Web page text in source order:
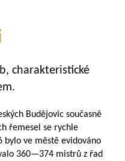
charakteristické
Budějovic současně
řemesel se rychle
bylo ve městě evidováno
360—374 mistrů z řad